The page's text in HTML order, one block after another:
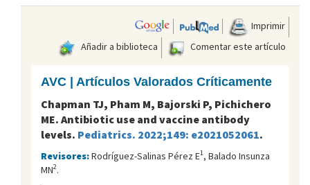
Imprimir
Añadir a biblioteca
Comentar este artículo
AVC | Artículos Valorados Críticamente
Chapman TJ, Pham M, Bajorski P, Pichichero
ME. Antibiotic use and vaccine antibody
levels. Pediatrics. 2022;149: e2021052061.
Revisores:Rodríguez-Salinas Pérez E1, Balado Insunza
MN2.